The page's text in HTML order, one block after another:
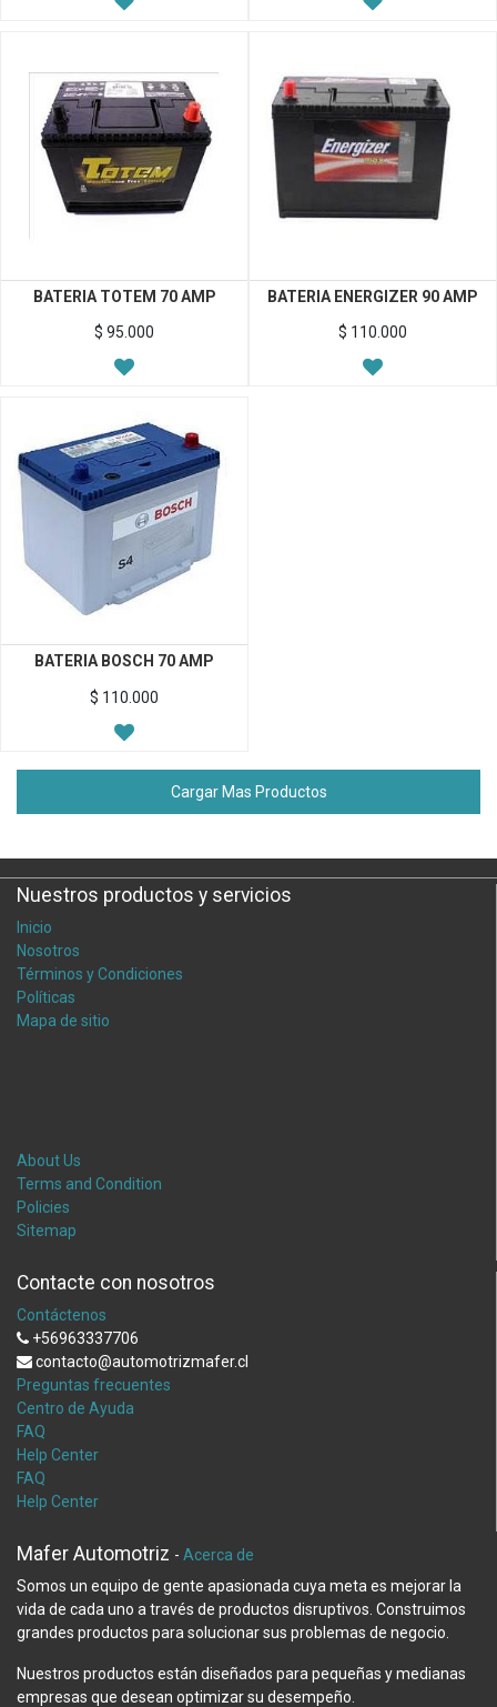
BATERIA TOTEM 70 AMP
$ 95.000
BATERIA ENERGIZER 90 AMP
$ 110.000
BATERIA BOSCH 70 AMP
$ 110.000
Cargar Mas Productos
Nuestros productos y servicios
Inicio
Nosotros
Términos y Condiciones
Políticas
Mapa de sitio
About Us
Terms and Condition
Policies
Sitemap
Contacte con nosotros
Contáctenos
+56963337706
contacto@automotrizmafer.cl
Preguntas frecuentes
Centro de Ayuda
FAQ
Help Center
FAQ
Help Center
Mafer Automotriz - Acerca de
Somos un equipo de gente apasionada cuya meta es mejorar la
vida de cada uno a través de productos disruptivos. Construimos
grandes productos para solucionar sus problemas de negocio.
Nuestros productos están diseñados para pequeñas y medianas
empresas que desean optimizar su desempeño.